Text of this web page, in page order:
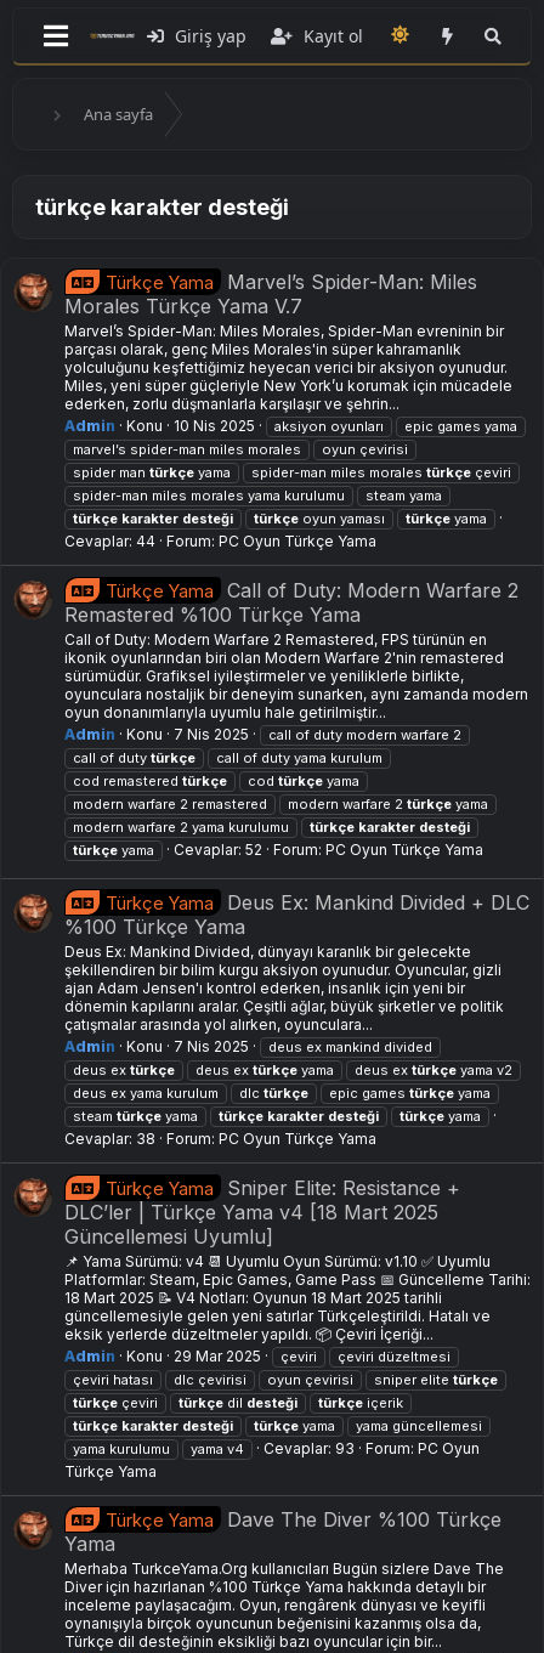
Giriş yap Kayıt ol
Ana sayfa
türkçe karakter desteği
Türkçe Yama
Marvel’s Spider-Man: Miles
Morales Türkçe Yama V.7
Marvel’s Spider-Man: Miles Morales, Spider-Man evreninin bir
parçası olarak, genç Miles Morales'in süper kahramanlık
yolculuğunu keşfettiğimiz heyecan verici bir aksiyon oyunudur.
Miles, yeni süper güçleriyle New York’u korumak için mücadele
ederken, zorlu düşmanlarla karşılaşır ve şehrin...
Admin
Konu 10 Nis 2025 aksiyon oyunları
epic games yama
marvel’s spider-man miles morales
oyun çevirisi
spider man türkçe yama spider-man miles morales türkçe çeviri
spider-man miles morales yama kurulumu
steam yama
türkçe karakter desteği türkçe oyun yaması türkçe yama
Cevaplar: 44 Forum: PC Oyun Türkçe Yama
Türkçe Yama
Call of Duty: Modern Warfare 2
Remastered %100 Türkçe Yama
Call of Duty: Modern Warfare 2 Remastered, FPS türünün en
ikonik oyunlarından biri olan Modern Warfare 2'nin remastered
sürümüdür. Grafiksel iyileştirmeler ve yeniliklerle birlikte,
oyunculara nostaljik bir deneyim sunarken, aynı zamanda modern
oyun donanımlarıyla uyumlu hale getirilmiştir...
Admin
Konu 7 Nis 2025
call of duty modern warfare 2
call of duty türkçe
call of duty yama kurulum
cod remastered türkçe cod türkçe yama
modern warfare 2 remastered
modern warfare 2 türkçe yama
modern warfare 2 yama kurulumu
türkçe karakter desteği
türkçe yama Cevaplar: 52 Forum: PC Oyun Türkçe Yama
Türkçe Yama
Deus Ex: Mankind Divided + DLC
%100 Türkçe Yama
Deus Ex: Mankind Divided, dünyayı karanlık bir gelecekte
şekillendiren bir bilim kurgu aksiyon oyunudur. Oyuncular, gizli
ajan Adam Jensen'ı kontrol ederken, insanlık için yeni bir
dönemin kapılarını aralar. Çeşitli ağlar, büyük şirketler ve politik
çatışmalar arasında yol alırken, oyunculara...
Admin
Konu 7 Nis 2025
deus ex mankind divided
deus ex türkçe deus ex türkçe yama deus ex türkçe yama v2
deus ex yama kurulum
dlc türkçe epic games türkçe yama
steam türkçe yama türkçe karakter desteği türkçe yama
Cevaplar: 38 Forum: PC Oyun Türkçe Yama
Türkçe Yama
Sniper Elite: Resistance +
DLC’ler | Türkçe Yama v4 [18 Mart 2025
Güncellemesi Uyumlu]
📌 Yama Sürümü: v4 📆 Uyumlu Oyun Sürümü: v1.10 ✅ Uyumlu
Platformlar: Steam, Epic Games, Game Pass 📅 Güncelleme Tarihi:
18 Mart 2025 📝 V4 Notları: Oyunun 18 Mart 2025 tarihli
güncellemesiyle gelen yeni satırlar Türkçeleştirildi. Hatalı ve
eksik yerlerde düzeltmeler yapıldı. 📦 Çeviri İçeriği...
Admin
Konu 29 Mar 2025 çeviri
çeviri düzeltmesi
çeviri hatası
dlc çevirisi oyun çevirisi sniper elite türkçe
türkçe çeviri türkçe dil desteği türkçe içerik
türkçe karakter desteği türkçe yama
yama güncellemesi
yama kurulumu
yama v4 Cevaplar: 93 Forum: PC Oyun
Türkçe Yama
Türkçe Yama
Dave The Diver %100 Türkçe
Yama
Merhaba TurkceYama.Org kullanıcıları Bugün sizlere Dave The
Diver için hazırlanan %100 Türkçe Yama hakkında detaylı bir
inceleme paylaşacağım. Oyun, rengârenk dünyası ve keyifli
oynanışıyla birçok oyuncunun beğenisini kazanmış olsa da,
Türkçe dil desteğinin eksikliği bazı oyuncular için bir...